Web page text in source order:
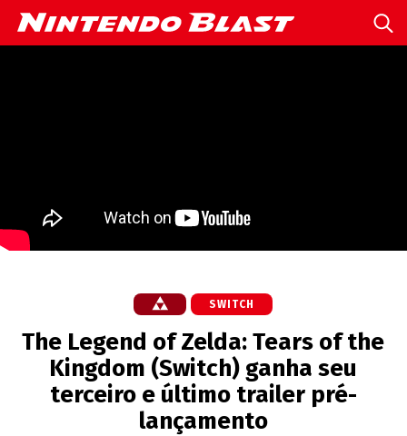
SWITCH
The Legend of Zelda: Tears of the
Kingdom (Switch) ganha seu
terceiro e último trailer pré-
lançamento